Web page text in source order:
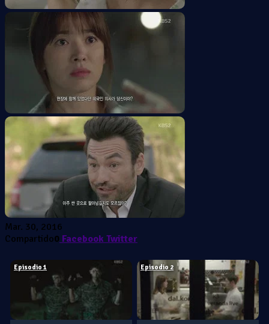
Mar. 30, 2016
Compartido0 Facebook Twitter
Episodio 1 Episodio 2